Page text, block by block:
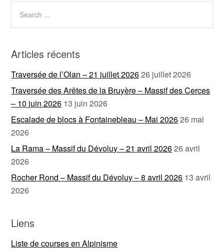
Articles récents
Traversée de l’Olan – 21 juillet 202626 juillet 2026
Traversée des Arêtes de la Bruyère – Massif des Cerces
– 10 juin 2026 13 juin 2026
Escalade de blocs à Fontainebleau – Mai 202626 mai
2026
La Rama – Massif du Dévoluy – 21 avril 202626 avril
2026
Rocher Rond – Massif du Dévoluy – 8 avril 2026 13 avril
2026
Liens
Liste de courses en Alpinisme